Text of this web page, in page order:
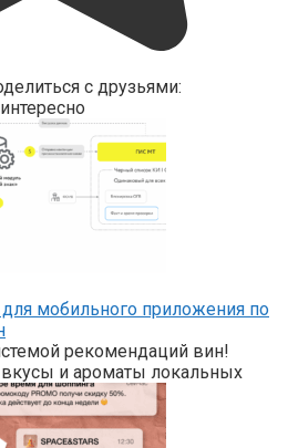
с друзьями:
мобильного приложения по
рекомендаций вин!
и ароматы локальных